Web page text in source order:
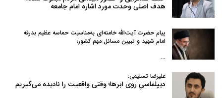
هدف اصلی وحدت مورد اشاره امام جامعه
پیام حضرت آیت‌الله خامنه‌ای به‌مناسبت حماسه عظیم بدرقه
امام شهید و تبیین مسائل مهم کشور؛
…
علیرضا تسلیمی:
دیپلماسیِ روی ابرها؛ وقتی واقعیت را نادیده می‌گیریم